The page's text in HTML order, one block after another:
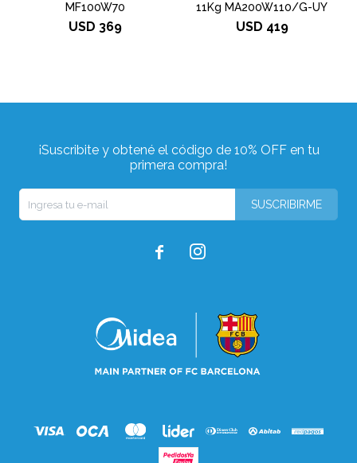
MF100W70
USD 369
11Kg MA200W110/G-UY
USD 419
¡Suscribite y obtené el código de 10% OFF en tu
primera compra!
SUSCRIBIRME
 